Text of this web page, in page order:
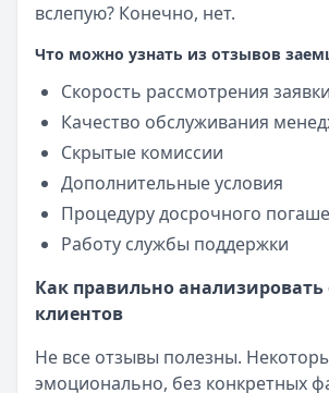
вслепую? Конечно, нет.
Что можно узнать из отзывов
Скорость рассмотрения заявки
Качество обслуживания
Скрытые комиссии
Дополнительные условия
Процедуру досрочного
Работу службы поддержки
Как правильно анализировать
клиентов
Не все отзывы полезны.
эмоционально, без конкретных